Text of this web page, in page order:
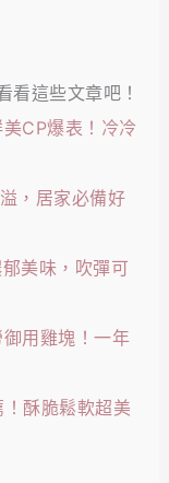
看這些文章吧！
CP爆表！冷冷
，居家必備好
美味，吹彈可
用雞塊！一年
酥脆鬆軟超美